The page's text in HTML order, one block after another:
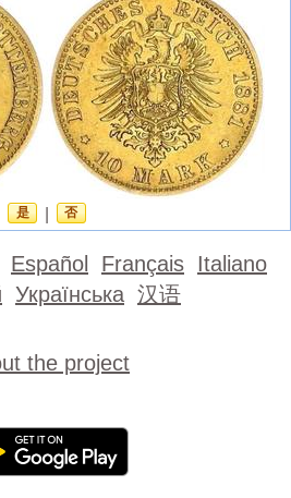
是 否
Español Français Italiano
Українська 汉语
the project